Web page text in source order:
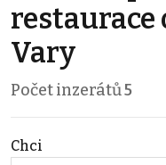
restaurace
Vary
Počet inzerátů5
Chci